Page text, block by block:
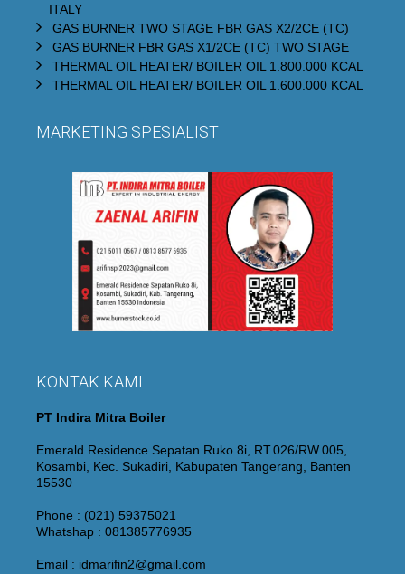
ITALY
GAS BURNER TWO STAGE FBR GAS X2/2CE (TC)
GAS BURNER FBR GAS X1/2CE (TC) TWO STAGE
THERMAL OIL HEATER/ BOILER OIL 1.800.000 KCAL
THERMAL OIL HEATER/ BOILER OIL 1.600.000 KCAL
MARKETING SPESIALIST
KONTAK KAMI
PT Indira Mitra Boiler
Emerald Residence Sepatan Ruko 8i, RT.026/RW.005,
Kosambi, Kec. Sukadiri, Kabupaten Tangerang, Banten
15530
Phone : (021) 59375021
Whatshap : 081385776935
Email : idmarifin2@gmail.com